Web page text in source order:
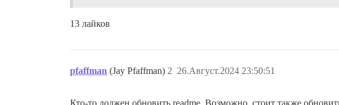
13 лайков
pfaffman (Jay Pfaffman) 26.Август.2024 23:50:51
2